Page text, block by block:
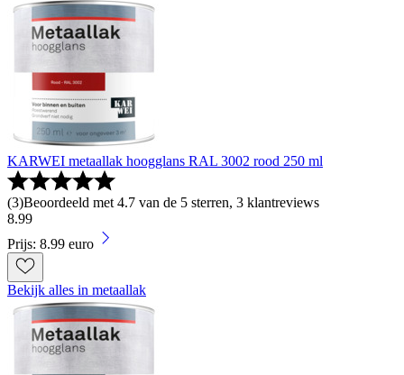
KARWEI metaallak hoogglans RAL 3002 rood 250 ml
(3)Beoordeeld met 4.7 van de 5 sterren, 3 klantreviews
8.99
Prijs: 8.99 euro
Bekijk alles in metaallak